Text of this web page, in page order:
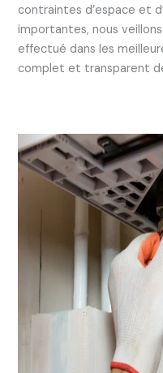
contraintes d’espace et
importantes, nous
effectué dans les
complet et transparent